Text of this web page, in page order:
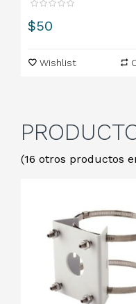
Precio
$50
Wishlist
(16 otros productos